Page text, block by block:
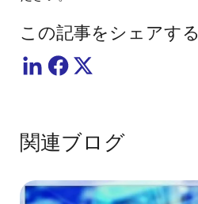
この記事をシェアする
関連ブログ